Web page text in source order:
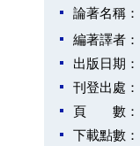
論著名稱：
編著譯者：
出版日期：
刊登出處：
頁 數：
下載點數：